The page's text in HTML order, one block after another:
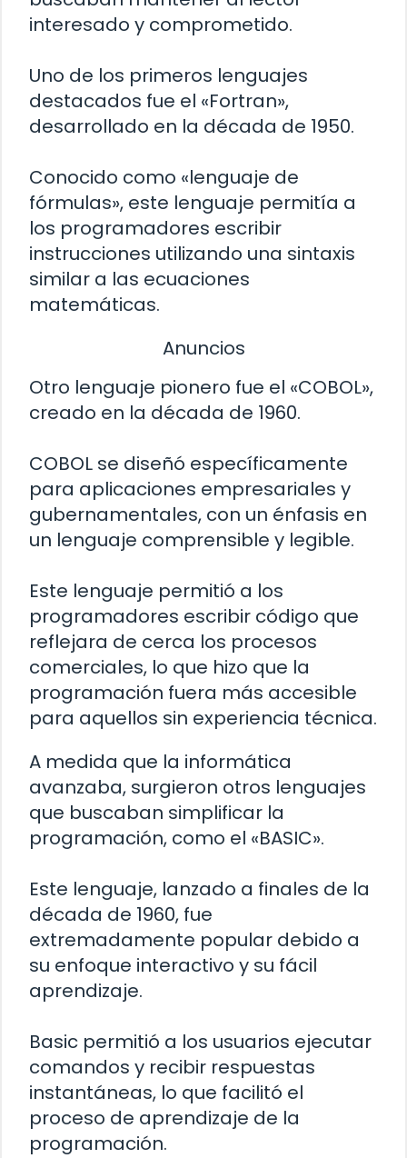
interesado y comprometido.
Uno de los primeros lenguajes
destacados fue el «Fortran»,
desarrollado en la década de 1950.
Conocido como «lenguaje de
fórmulas», este lenguaje permitía a
los programadores escribir
instrucciones utilizando una sintaxis
similar a las ecuaciones
matemáticas.
Anuncios
Otro lenguaje pionero fue el «COBOL»,
creado en la década de 1960.
COBOL se diseñó específicamente
para aplicaciones empresariales y
gubernamentales, con un énfasis en
un lenguaje comprensible y legible.
Este lenguaje permitió a los
programadores escribir código que
reflejara de cerca los procesos
comerciales, lo que hizo que la
programación fuera más accesible
para aquellos sin experiencia técnica.
A medida que la informática
avanzaba, surgieron otros lenguajes
que buscaban simplificar la
programación, como el «BASIC».
Este lenguaje, lanzado a finales de la
década de 1960, fue
extremadamente popular debido a
su enfoque interactivo y su fácil
aprendizaje.
Basic permitió a los usuarios ejecutar
comandos y recibir respuestas
instantáneas, lo que facilitó el
proceso de aprendizaje de la
programación.